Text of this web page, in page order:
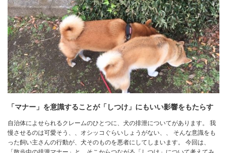
「マナー」を意識することが「しつけ」にもいい影響をもたらす
自治体によせられるクレームのひとつに、犬の排泄についてがあります。 我
慢させるのは可愛そう、、オシッコぐらいしょうがない、、 そんな意識をも
った飼い主さんの行動が、犬そのものを悪者にしてしまいます。 今回は、